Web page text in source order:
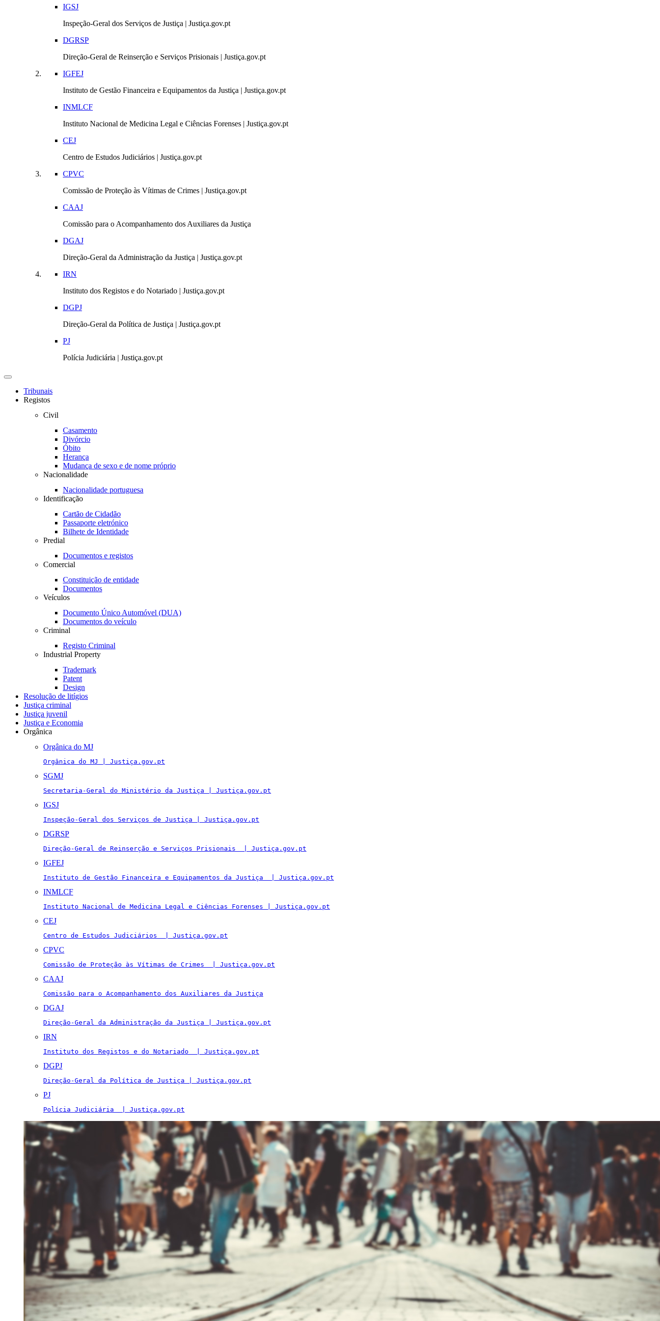
IGSJ
Inspeção-Geral dos Serviços de Justiça | Justiça.gov.pt
DGRSP
Direção-Geral de Reinserção e Serviços Prisionais | Justiça.gov.pt
IGFEJ
Instituto de Gestão Financeira e Equipamentos da Justiça | Justiça.gov.pt
INMLCF
Instituto Nacional de Medicina Legal e Ciências Forenses | Justiça.gov.pt
CEJ
Centro de Estudos Judiciários | Justiça.gov.pt
CPVC
Comissão de Proteção às Vítimas de Crimes | Justiça.gov.pt
CAAJ
Comissão para o Acompanhamento dos Auxiliares da Justiça
DGAJ
Direção-Geral da Administração da Justiça | Justiça.gov.pt
IRN
Instituto dos Registos e do Notariado | Justiça.gov.pt
DGPJ
Direção-Geral da Política de Justiça | Justiça.gov.pt
PJ
Polícia Judiciária | Justiça.gov.pt
Toggle
navigationTribunais
Registos
Civil
Casamento
Divórcio
Óbito
Herança
Mudança de sexo e de nome próprio
Nacionalidade
Nacionalidade portuguesa
Identificação
Cartão de Cidadão
Passaporte eletrónico
Bilhete de Identidade
Predial
Documentos e registos
Comercial
Constituição de entidade
Documentos
Veículos
Documento Único Automóvel (DUA)
Documentos do veículo
Criminal
Registo Criminal
Industrial Property
Trademark
Patent
Design
Resolução de litígios
Justiça criminal
Justiça juvenil
Justiça e Economia
Orgânica
Orgânica do MJ
Orgânica do MJ | Justiça.gov.pt
SGMJ
Secretaria-Geral do Ministério da Justiça | Justiça.gov.pt
IGSJ
Inspeção-Geral dos Serviços de Justiça | Justiça.gov.pt
DGRSP
Direção-Geral de Reinserção e Serviços Prisionais  | Justiça.gov.pt
IGFEJ
Instituto de Gestão Financeira e Equipamentos da Justiça  | Justiça.gov.pt
INMLCF
Instituto Nacional de Medicina Legal e Ciências Forenses | Justiça.gov.pt
CEJ
Centro de Estudos Judiciários  | Justiça.gov.pt
CPVC
Comissão de Proteção às Vítimas de Crimes  | Justiça.gov.pt
CAAJ
Comissão para o Acompanhamento dos Auxiliares da Justiça
DGAJ
Direção-Geral da Administração da Justiça | Justiça.gov.pt
IRN
Instituto dos Registos e do Notariado  | Justiça.gov.pt
DGPJ
Direção-Geral da Política de Justiça | Justiça.gov.pt
PJ
Polícia Judiciária  | Justiça.gov.pt